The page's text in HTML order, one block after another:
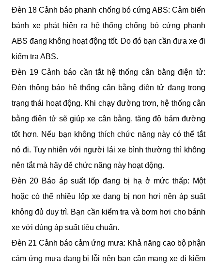
Đèn 18 Cảnh báo phanh chống bó cứng ABS: Cảm biến
bánh xe phát hiện ra hệ thống chống bó cứng phanh
ABS đang không hoạt động tốt. Do đó bạn cần đưa xe đi
kiểm tra ABS.
Đèn 19 Cảnh báo cần tắt hệ thống cân bằng điện tử:
Đèn thông báo hệ thống cân bằng điện tử đang trong
trạng thái hoạt động. Khi chạy đường trơn, hệ thống cân
bằng điện tử sẽ giúp xe cân bằng, tăng độ bám đường
tốt hơn. Nếu bạn không thích chức năng này có thể tắt
nó đi. Tuy nhiên với người lái xe bình thường thì không
nên tắt mà hãy để chức năng này hoạt động.
Đèn 20 Báo áp suất lốp đang bị hạ ở mức thấp: Một
hoặc có thể nhiều lốp xe đang bị non hơi nên áp suất
không đủ duy trì. Bạn cần kiểm tra và bơm hơi cho bánh
xe với đúng áp suất tiêu chuẩn.
Đèn 21 Cảnh báo cảm ứng mưa: Khả năng cao bộ phận
cảm ứng mưa đang bị lỗi nên bạn cần mang xe đi kiểm